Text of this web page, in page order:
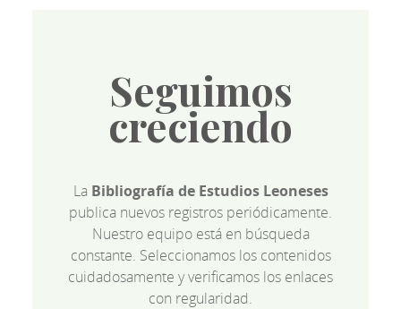
Seguimos
creciendo
La Bibliografía de Estudios Leoneses
publica nuevos registros periódicamente.
Nuestro equipo está en búsqueda
constante. Seleccionamos los contenidos
cuidadosamente y verificamos los enlaces
con regularidad.